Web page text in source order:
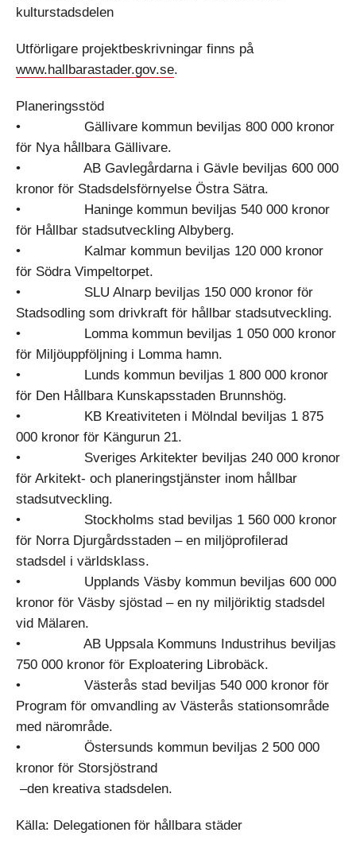
kulturstadsdelen
Utförligare projektbeskrivningar finns på
www.hallbarastader.gov.se.
Planeringsstöd
• Gällivare kommun beviljas 800 000 kronor
för Nya hållbara Gällivare.
• AB Gavlegårdarna i Gävle beviljas 600 000
kronor för Stadsdelsförnyelse Östra Sätra.
• Haninge kommun beviljas 540 000 kronor
för Hållbar stadsutveckling Albyberg.
• Kalmar kommun beviljas 120 000 kronor
för Södra Vimpeltorpet.
• SLU Alnarp beviljas 150 000 kronor för
Stadsodling som drivkraft för hållbar stadsutveckling.
• Lomma kommun beviljas 1 050 000 kronor
för Miljöuppföljning i Lomma hamn.
• Lunds kommun beviljas 1 800 000 kronor
för Den Hållbara Kunskapsstaden Brunnshög.
• KB Kreativiteten i Mölndal beviljas 1 875
000 kronor för Kängurun 21.
• Sveriges Arkitekter beviljas 240 000 kronor
för Arkitekt- och planeringstjänster inom hållbar
stadsutveckling.
• Stockholms stad beviljas 1 560 000 kronor
för Norra Djurgårdsstaden – en miljöprofilerad
stadsdel i världsklass.
• Upplands Väsby kommun beviljas 600 000
kronor för Väsby sjöstad – en ny miljöriktig stadsdel
vid Mälaren.
• AB Uppsala Kommuns Industrihus beviljas
750 000 kronor för Exploatering Librobäck.
• Västerås stad beviljas 540 000 kronor för
Program för omvandling av Västerås stationsområde
med närområde.
• Östersunds kommun beviljas 2 500 000
kronor för Storsjöstrand
–den kreativa stadsdelen.
Källa: Delegationen för hållbara städer